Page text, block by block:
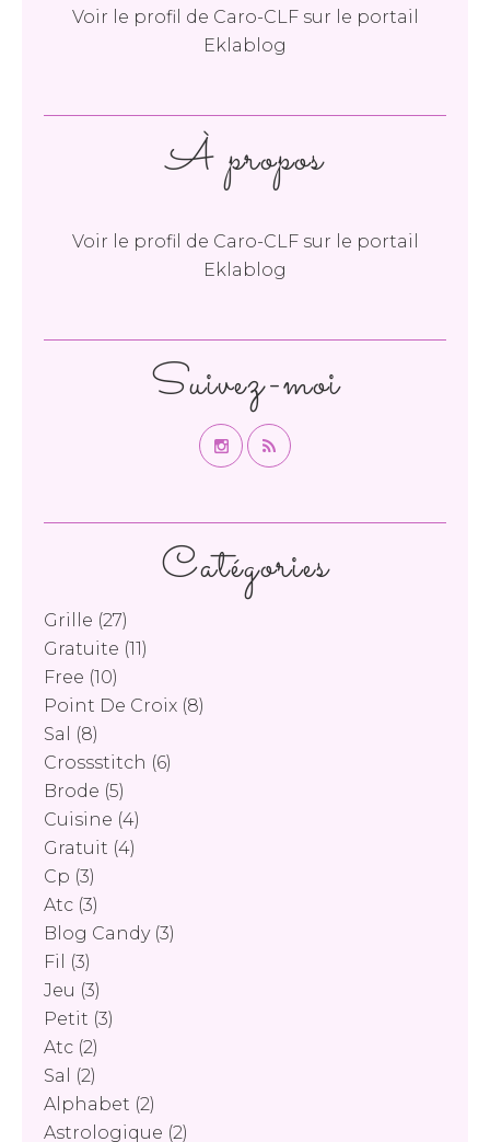
Catégories
Grille (27)
Gratuite (11)
Free (10)
Point De Croix (8)
Sal
(8)
Crossstitch (6)
Brode (5)
Cuisine (4)
Gratuit (4)
Cp (3)
Atc (3)
Blog Candy(3)
Fil
(3)
Jeu (3)
Petit (3)
Atc (2)
Sal
(2)
Alphabet (2)
Astrologique (2)
Voir le profil de Caro-CLFsur le portail
Eklablog
Suivez-moi
À propos
Voir le profil de Caro-CLFsur le portail
Eklablog